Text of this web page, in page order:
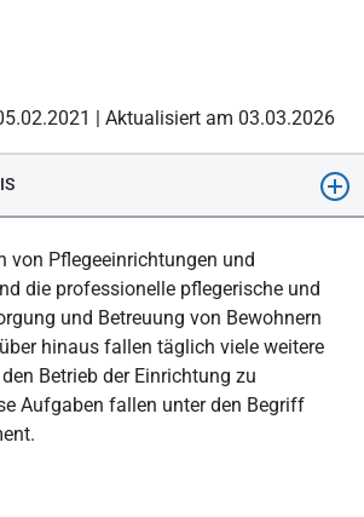
| Aktualisiert am 03.03.2026
und Gebäudemanagement: Das
im Gesundheits- und Pflegewesen: Die
Gebäudemanagementsysteme: Was sind
von Pflegeeinrichtungen und
die professionelle pflegerische und
und Betreuung von Bewohnern
hinaus fallen täglich viele weitere
Betrieb der Einrichtung zu
Aufgaben fallen unter den Begriff